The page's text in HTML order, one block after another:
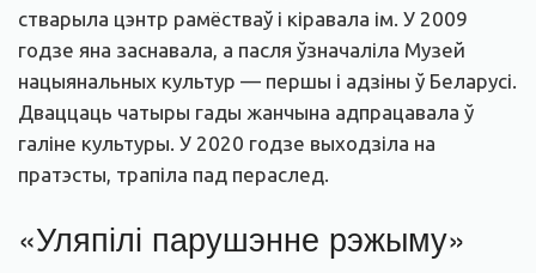
стварыла цэнтр рамёстваў і кіравала ім. У 2009
годзе яна заснавала, а пасля ўзначаліла Музей
нацыянальных культур — першы і адзіны ў Беларусі.
Дваццаць чатыры гады жанчына адпрацавала ў
галіне культуры. У 2020 годзе выходзіла на
пратэсты, трапіла пад пераслед.
«Уляпілі парушэнне рэжыму»